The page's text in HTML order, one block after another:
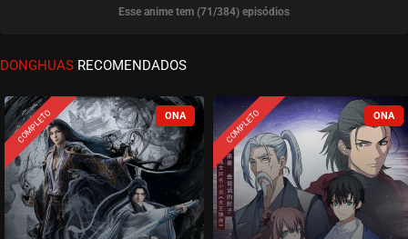
ASSISTIDO
ASSISTIDO
EPISÓDIO 303
ASSISTIDO
EPISÓDIO 302
maio 17, 2023
Esse anime tem (71/384) episódios
DONGHUAS RECOMENDADOS
COMPLETO COMPLETO